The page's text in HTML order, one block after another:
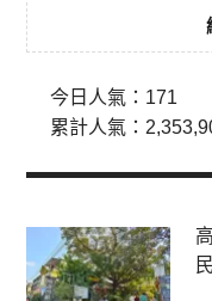
今日人氣： 171
累計人氣：